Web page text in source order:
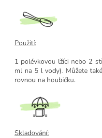
Použití:
1 polévkovou lžíci nebo 2
ml na 5 l vody). Můžete
rovnou na houbičku.
Skladování: